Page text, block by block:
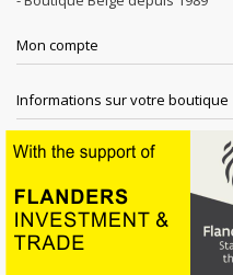
Mon compte
Informations sur votre boutique